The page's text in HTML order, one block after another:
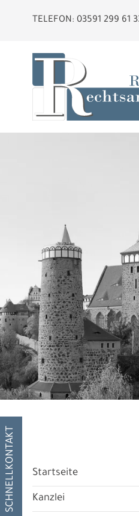
TELEFON: 03591 299 61
SCHNELLKONTAKT Startseite
Kanzlei